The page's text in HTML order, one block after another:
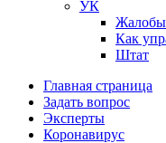
УК
Жалобы
Как
Штат
Главная страница
Задать вопрос
Эксперты
Коронавирус